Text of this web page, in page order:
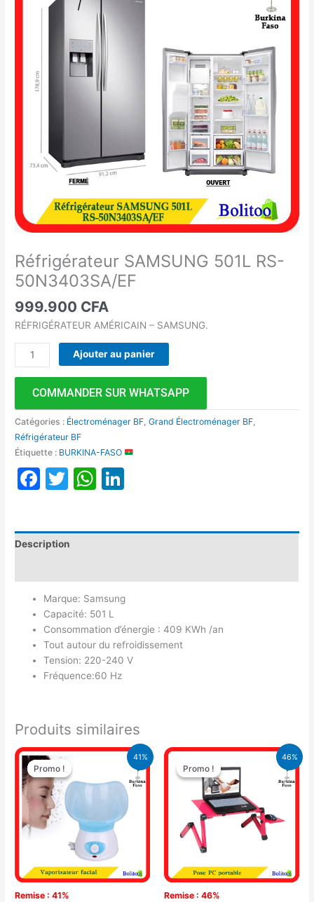
Réfrigérateur SAMSUNG 501L RS-
50N3403SA/EF
999.900 CFA
RÉFRIGÉRATEUR AMÉRICAIN – SAMSUNG.
50N3403SA/EF
Ajouter au panier
COMMANDER SUR WHATSAPP
Catégories : Électroménager BF ,Grand Électroménager BF
Réfrigérateur BF
Étiquette : BURKINA-FASO
Facebook
TwitterWhatsApp
Description
Marque: Samsung
Capacité: 501 L
Consommation d’énergie : 409 KWh /an
Tout autour du refroidissement
Tension: 220-240 V
Fréquence:60 Hz
Produits similaires
41%
Promo !
Remise : 41%
Promo !
Le
prix
initial
était :
16.900 CFA.
Le
est :
9.900 CFA.
46%
Promo !
Remise : 46%
Promo !
Le
prix
initial
était :
26.000 CFA.
Le
prix
actuel
est :